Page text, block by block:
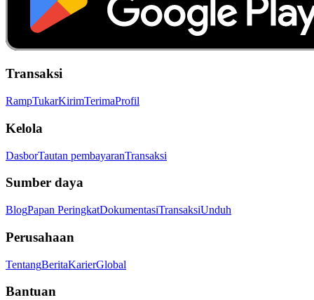
Transaksi
RampTukarKirimTerimaProfil
Kelola
DasborTautan pembayaranTransaksi
Sumber daya
BlogPapan PeringkatDokumentasiTransaksiUnduh
Perusahaan
TentangBeritaKarierGlobal
Bantuan